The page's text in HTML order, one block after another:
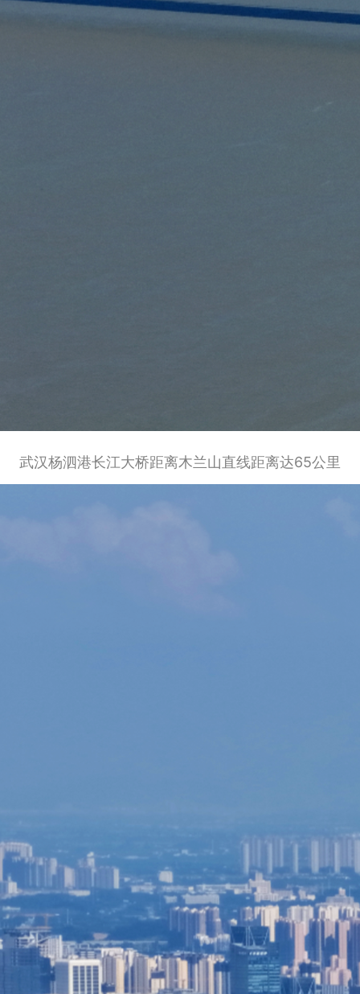
武汉杨泗港长江大桥距离木兰山直线距离达65公里